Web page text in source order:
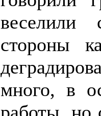
стороны
много, в